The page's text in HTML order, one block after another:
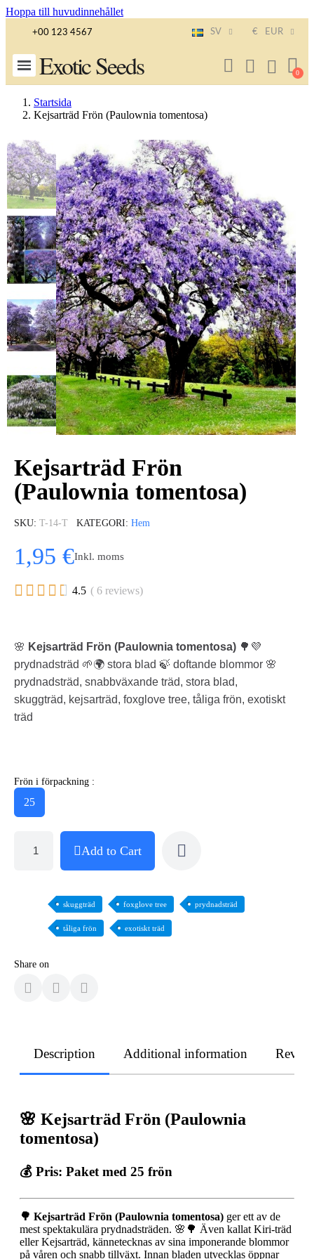
Hoppa till huvudinnehållet
+00 123 4567 SV € EUR
Exotic Seeds
Startsida
Kejsarträd Frön (Paulownia tomentosa)
Kejsarträd Frön
(Paulownia tomentosa)
SKU T-14-T KATEGORI Hem
1,95 €Inkl. moms
     4.5 ( 6 reviews)
🌸 Kejsarträd Frön (Paulownia tomentosa) 🌳💜
prydnadsträd 🌱🌍 stora blad 🍃 doftande blommor 🌸
prydnadsträd, snabbväxande träd, stora blad,
skuggträd, kejsarträd, foxglove tree, tåliga frön, exotiskt
träd
Frön i förpackning :
25
Add to Cart
skuggträd foxglove tree prydnadsträd
tåliga frön exotiskt träd
Share on
Description Additional information
🌸 Kejsarträd Frön (Paulownia
tomentosa)
💰 Pris: Paket med 25 frön
🌳 Kejsarträd Frön (Paulownia tomentosa) ger ett av de
mest spektakulära prydnadsträden. 🌸🌳 Även kallat Kiri-träd
eller Kejsarträd, kännetecknas av sina imponerande blommor
på våren och snabb tillväxt. Innan bladen utvecklas öppnar